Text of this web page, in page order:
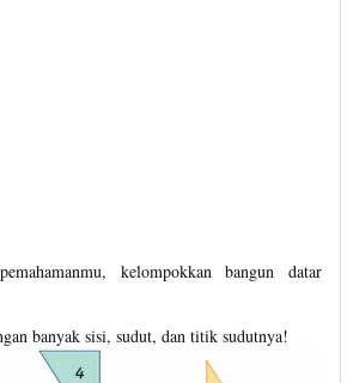
kelompokkan bangun datar
banyak sisi, sudut, dan titik sudutnya!